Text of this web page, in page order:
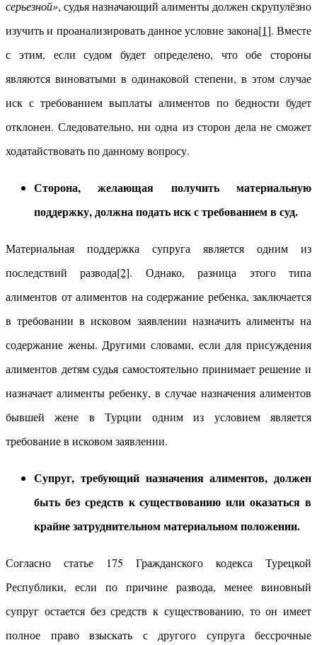
серьезной», судья назначающий алименты должен скрупулёзно
изучить и проанализировать данное условие закона[1]. Вместе
с этим, если судом будет определено, что обе стороны
являются виноватыми в одинаковой степени, в этом случае
иск с требованием выплаты алиментов по бедности будет
отклонен. Следовательно, ни одна из сторон дела не сможет
ходатайствовать по данному вопросу.
Сторона, желающая получить материальную
поддержку, должна подать иск с требованием в суд.
Материальная поддержка супруга является одним из
последствий развода[2]. Однако, разница этого типа
алиментов от алиментов на содержание ребенка, заключается
в требовании в исковом заявлении назначить алименты на
содержание жены. Другими словами, если для присуждения
алиментов детям судья самостоятельно принимает решение и
назначает алименты ребенку, в случае назначения алиментов
бывшей жене в Турции одним из условием является
требование в исковом заявлении.
Супруг, требующий назначения алиментов, должен
быть без средств к существованию или оказаться в
крайне затруднительном материальном положении.
Согласно статье 175 Гражданского кодекса Турецкой
Республики, если по причине развода, менее виновный
супруг остается без средств к существованию, то он имеет
полное право взыскать с другого супруга бессрочные